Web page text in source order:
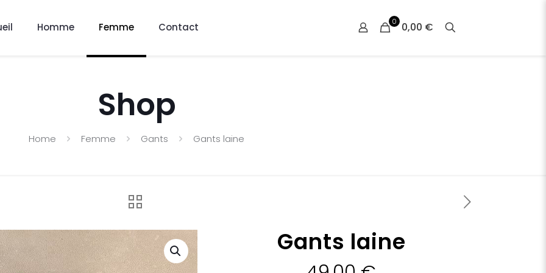
Homme Femme Contact 0 0,00 €
Shop
Home Femme Gants Gants laine
Gants laine